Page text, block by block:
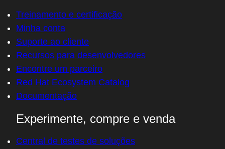
Treinamento e certificação
Minha conta
Suporte ao cliente
Recursos para desenvolvedores
Encontre um parceiro
Red Hat Ecosystem Catalog
Documentação
Experimente, compre e venda
Central de testes de soluções